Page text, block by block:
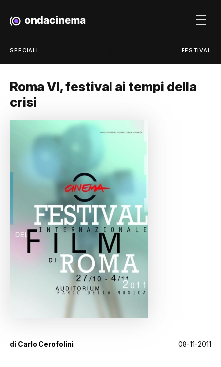
SPECIALI FESTIVAL
Roma VI, festival ai tempi della
crisi
di Carlo Cerofolini 08-11-2011